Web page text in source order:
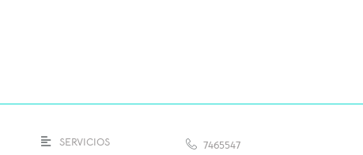
SERVICIOS
7465547